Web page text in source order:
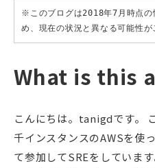
※このブログは2018年7月時点の
め、現在の状況と異なる可能性が
What is this
こんにちは。tanigdです。
千インスタンスのAWSを使
て参加してSREをしています